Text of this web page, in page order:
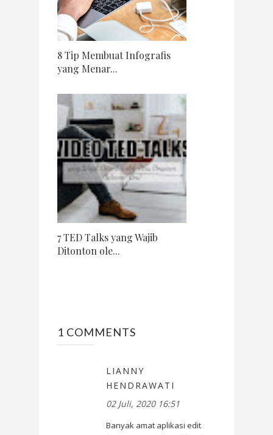
8 Tip Membuat Infografis
yang Menar...
7 TED Talks yang Wajib
Ditonton ole...
1 COMMENTS
LIANNY
HENDRAWATI
02 Juli, 2020 16:51
Banyak amat aplikasi edit